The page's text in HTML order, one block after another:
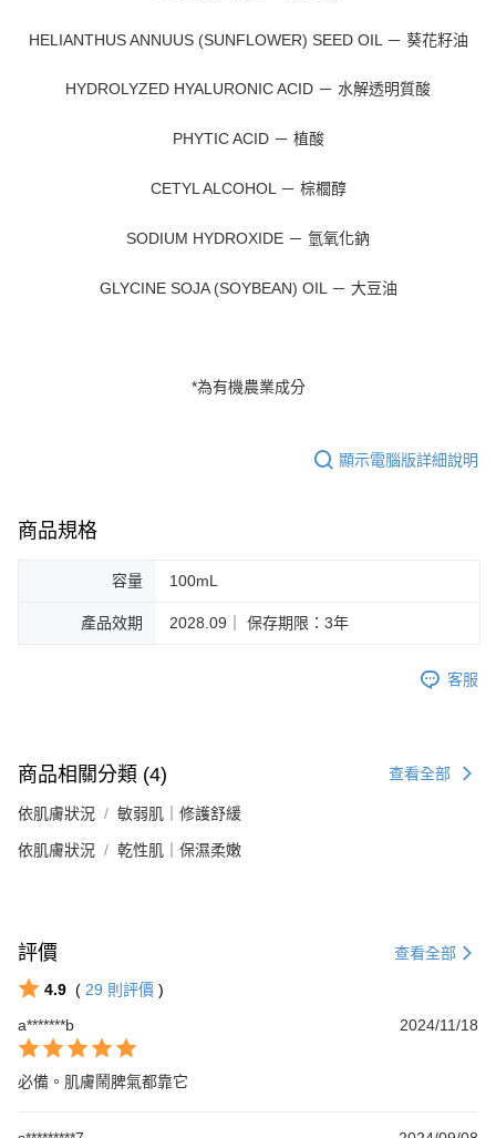
HELIANTHUS ANNUUS (SUNFLOWER) SEED OIL － 葵花籽油
HYDROLYZED HYALURONIC ACID － 水解透明質酸
PHYTIC ACID － 植酸
CETYL ALCOHOL － 棕櫚醇
SODIUM HYDROXIDE － 氫氧化鈉
GLYCINE SOJA (SOYBEAN) OIL － 大豆油
*為有機農業成分
顯示電腦版詳細說明
商品規格
容量 100mL
產品效期 2028.09｜ 保存期限：3年
客服
商品相關分類 (4) 查看全部
依肌膚狀況 敏弱肌｜修護舒緩
依肌膚狀況 乾性肌｜保濕柔嫩
評價 查看全部
4.9 ( 29 則評價 )
a*******b
2024/11/18
必備。肌膚鬧脾氣都靠它